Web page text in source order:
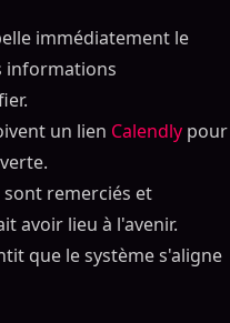
immédiatement le
informations
un lien Calendly pour
remerciés et
avoir lieu à l'avenir.
que le système s'aligne